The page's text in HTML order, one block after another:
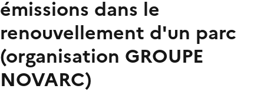
émissions dans le
renouvellement d'un parc
(organisation GROUPE
NOVARC)